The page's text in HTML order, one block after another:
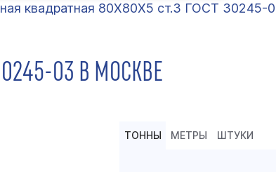
квадратная 80Х80Х5 ст.3 ГОСТ 30245-
03 В МОСКВЕ
ТОННЫ МЕТРЫ ШТУКИ